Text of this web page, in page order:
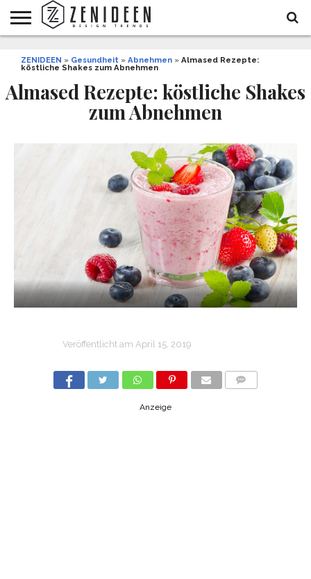
INNENDESIGN
ARCHITEKTUR
GARTEN
UND
LIFESTYLE
DEKO
&
DIY
STYLE
REZEPTE
GESUNDHEIT
WEIHNACHTEN
ZENIDEEN » Gesundheit » Abnehmen » Almased Rezepte:
köstliche Shakes zum Abnehmen
Almased Rezepte: köstliche Shakes
zum Abnehmen
Veröffentlicht am April 15, 2019
Anzeige